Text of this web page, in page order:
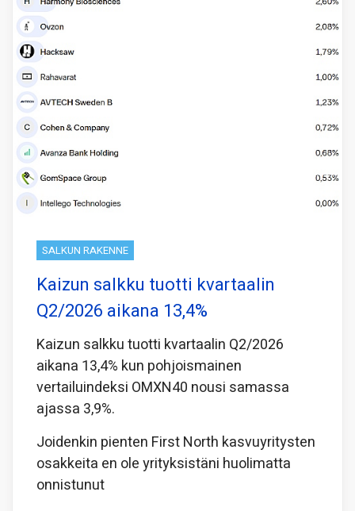
SALKUN RAKENNE
Kaizun salkku tuotti kvartaalin
Q2/2026 aikana 13,4%
Kaizun salkku tuotti kvartaalin Q2/2026
aikana 13,4% kun pohjoismainen
vertailuindeksi OMXN40 nousi samassa
ajassa 3,9%.
Joidenkin pienten First North kasvuyritysten
osakkeita en ole yrityksistäni huolimatta
onnistunut